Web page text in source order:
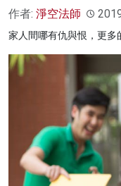
作者: 淨空法師
家人間哪有仇與恨，更多